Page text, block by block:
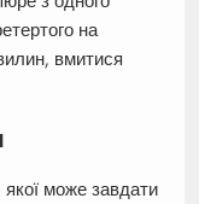
на
вмитися
може завдати